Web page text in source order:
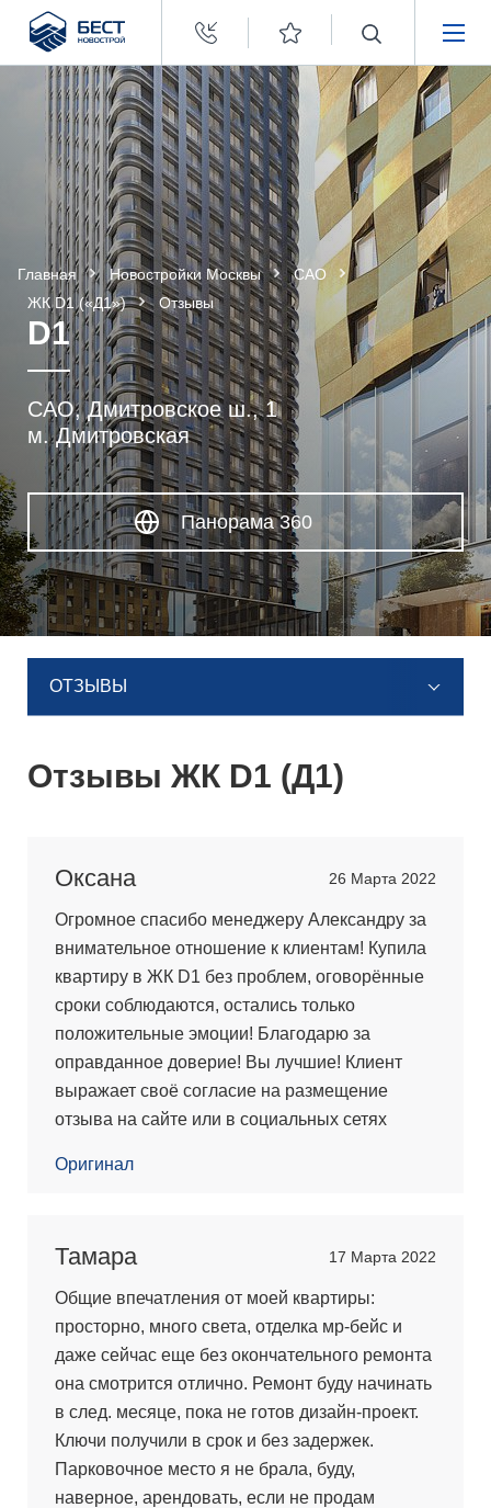
Бест
Новострой
НЕДВИЖИМОСТЬ
ПОКУПАТЕЛЯМ
ЗАСТРОЙЩИКАМ
О КОМПАНИИ
Главная Новостройки Москвы
САО
ЖК D1 («Д1»)
Отзывы
D1
САО, Дмитровское ш., 1
м. Дмитровская
Панорама 360
ОТЗЫВЫ
Отзывы ЖК D1 (Д1)
Оксана 26 Марта 2022
Огромное спасибо менеджеру Александру за
внимательное отношение к клиентам! Купила
квартиру в ЖК D1 без проблем, оговорённые
сроки соблюдаются, остались только
положительные эмоции! Благодарю за
оправданное доверие! Вы лучшие! Клиент
выражает своё согласие на размещение
отзыва на сайте или в социальных сетях
Оригинал
Тамара 17 Марта 2022
Общие впечатления от моей квартиры:
просторно, много света, отделка мр-бейс и
даже сейчас еще без окончательного ремонта
она смотрится отлично. Ремонт буду начинать
в след. месяце, пока не готов дизайн-проект.
Ключи получили в срок и без задержек.
Парковочное место я не брала, буду,
наверное, арендовать, если не продам